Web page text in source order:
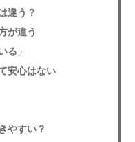
違う？
が違う
る」
安心はない
やすい？